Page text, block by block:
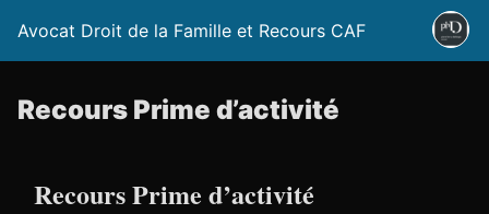
Avocat Droit de la Famille et Recours CAF
Recours Prime d’activité
Recours Prime d’activité